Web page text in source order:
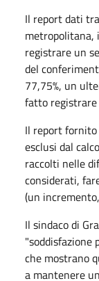
Il report dati
metropolitana,
registrare un
del
77,75%, un
fatto registrare
Il report
esclusi dal
raccolti nelle
considerati,
(un
Il sindaco di
che mostrano
a mantenere